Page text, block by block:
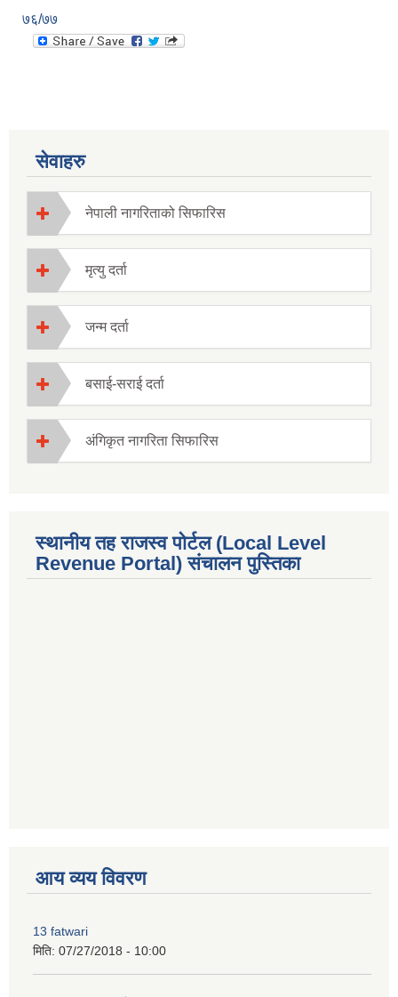
७६/७७
सेवाहरु
नेपाली नागरिताको सिफारिस
मृत्यु दर्ता
जन्म दर्ता
बसाई-सराई दर्ता
अंगिकृत नागरिता सिफारिस
स्थानीय तह राजस्व पोर्टल (Local Level
Revenue Portal) संचालन पुस्तिका
आय व्यय विवरण
13 fatwari
मिति: 07/27/2018 - 10:00